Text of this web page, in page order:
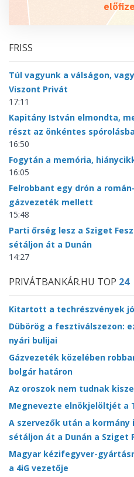
FRISS
Túl vagyunk a válságon,
Viszont Privát
17:11
Kapitány István elmondta,
részt az önkéntes
16:50
Fogytán a memória,
16:05
Felrobbant egy drón a
gázvezeték mellett
15:48
Parti őrség lesz a Sziget
sétáljon át a Dunán
14:27
PRIVÁTBANKÁR.HU TOP 24
Kitartott a techrészvények
Dübörög a fesztiválszezon:
nyári bulijai
Gázvezeték közelében
bolgár határon
Az oroszok nem tudnak
Megnevezte elnökjelöltjét a
A szervezők után a
sétáljon át a Dunán a Sziget
Magyar kézifegyver-
a 4iG vezetője